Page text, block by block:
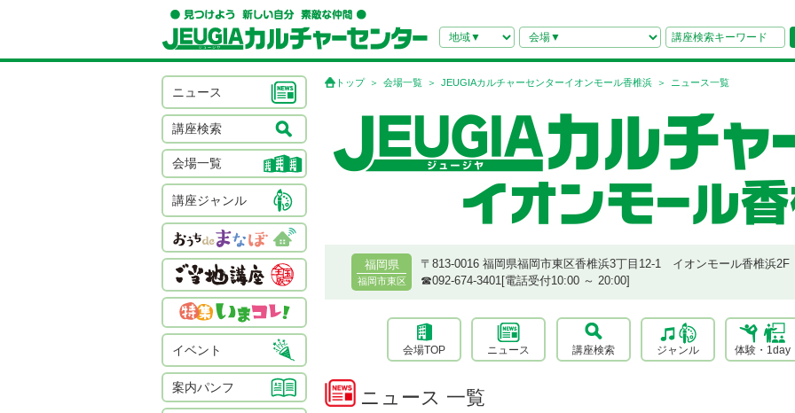
ニュース
講座検索
会場一覧
講座ジャンル
イベント
案内パンフ
トップ 会場一覧 JEUGIAカルチャーセンターイオンモール香椎浜 ニュース一覧
福岡県
福岡市東区
〒813-0016 福岡県福岡市東区香椎浜3丁目12-1 イオンモール香椎浜2F
☎︎092-674-3401[電話受付10:00 ～ 20:00]
会場TOP ニュース 講座検索 ジャンル 体験・1day
ニュース 一覧